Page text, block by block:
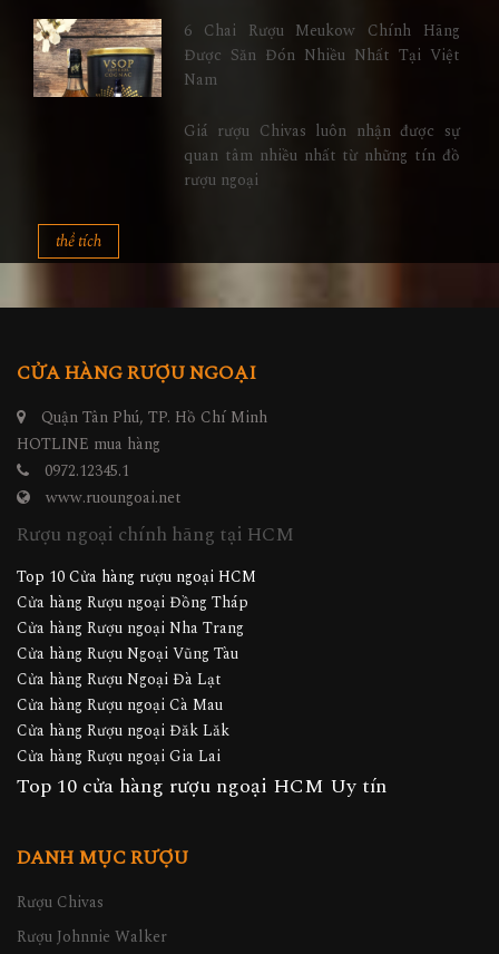
6 Chai Rượu Meukow Chính Hãng
Được Săn Đón Nhiều Nhất Tại Việt
Nam
Giá rượu Chivas luôn nhận được sự
quan tâm nhiều nhất từ những tín đồ
rượu ngoại
thể tích
CỬA HÀNG RƯỢU NGOẠI
Quận Tân Phú, TP. Hồ Chí Minh
HOTLINE mua hàng
0972.12345.1
www.ruoungoai.net
Rượu ngoại chính hãng tại HCM
Top 10 Cửa hàng rượu ngoại HCM
Cửa hàng Rượu ngoại Đồng Tháp
Cửa hàng Rượu ngoại Nha Trang
Cửa hàng Rượu Ngoại Vũng Tàu
Cửa hàng Rượu Ngoại Đà Lạt
Cửa hàng Rượu ngoại Cà Mau
Cửa hàng Rượu ngoại Đăk Lăk
Cửa hàng Rượu ngoại Gia Lai
Top 10 cửa hàng rượu ngoại HCM Uy tín
DANH MỤC RƯỢU
Rượu Chivas
Rượu Johnnie Walker